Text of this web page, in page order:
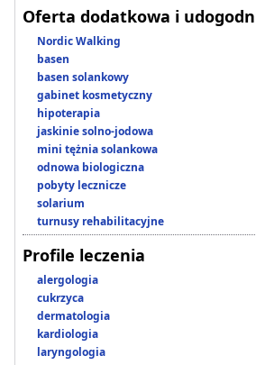
Oferta dodatkowa i
Nordic Walking
basen
basen solankowy
gabinet kosmetyczny
hipoterapia
jaskinie solno-jodowa
mini tężnia solankowa
odnowa biologiczna
pobyty lecznicze
solarium
turnusy rehabilitacyjne
Profile leczenia
alergologia
cukrzyca
dermatologia
kardiologia
laryngologia